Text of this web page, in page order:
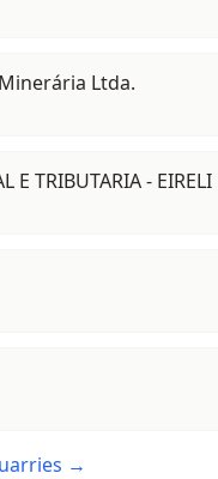
Ltda.
E TRIBUTARIA - EIRELI
→